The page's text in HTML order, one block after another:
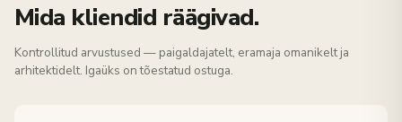
Mida kliendid räägivad.
Kontrollitud arvustused — paigaldajatelt, eramaja omanikelt ja
arhitektidelt. Igaüks on tõestatud ostuga.